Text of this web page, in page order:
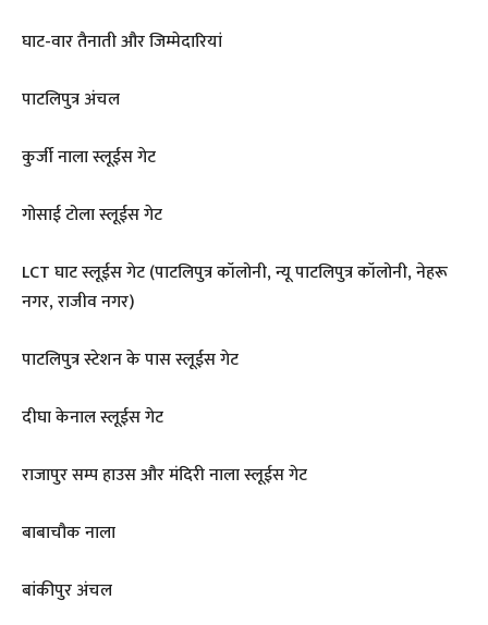
घाट-वार तैनाती और जिम्मेदारियां
पाटलिपुत्र अंचल
कुर्जी नाला स्लूईस गेट
गोसाई टोला स्लूईस गेट
LCT घाट स्लूईस गेट (पाटलिपुत्र कॉलोनी, न्यू पाटलिपुत्र कॉलोनी, नेहरू
नगर, राजीव नगर)
पाटलिपुत्र स्टेशन के पास स्लूईस गेट
दीघा केनाल स्लूईस गेट
राजापुर सम्प हाउस और मंदिरी नाला स्लूईस गेट
बाबाचौक नाला
बांकीपुर अंचल